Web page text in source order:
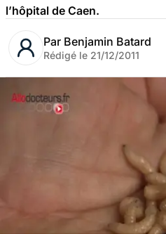
l’hôpital de Caen.
Par Benjamin Batard
Rédigé le 21/12/2011